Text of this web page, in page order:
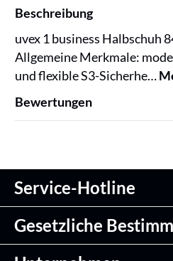
Beschreibung
uvex 1 business Halbschuh
Allgemeine Merkmale:
und flexible S3-Sicherhe…
Bewertungen
Service-Hotline
Gesetzliche